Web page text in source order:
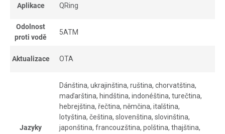
Aplikace QRing
Odolnost
proti vodě
5ATM
Aktualizace OTA
Jazyky
Dánština, ukrajinština, ruština, chorvatština,
maďarština, hindština, indonéština, turečtina,
hebrejština, řečtina, němčina, italština,
lotyština, čeština, slovenština, slovinština,
japonština, francouzština, polština, thajština,